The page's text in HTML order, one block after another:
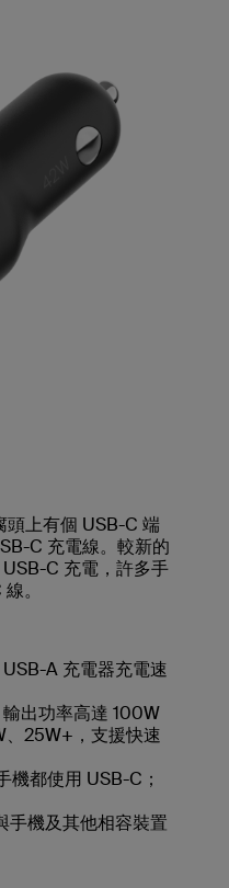
頭上有個 USB-C 端
C 充電線。較新的
C 充電，許多手
。
A 充電器充電速
出功率高達 100W
、25W+，支援快速
都使用 USB-C；
手機及其他相容裝置